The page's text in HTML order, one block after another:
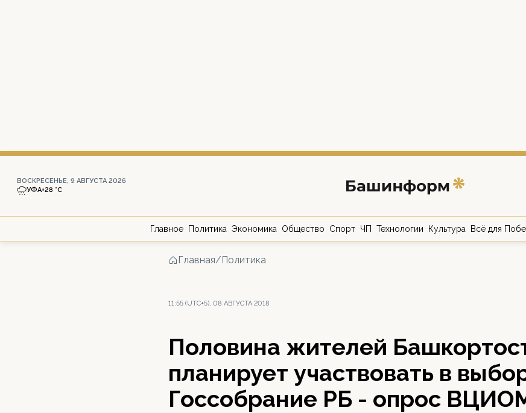
ВОСКРЕСЕНЬЕ, 9 АВГУСТА 2026
УФА+28 °С
Главное Политика Экономика Общество Спорт ЧП Технологии Культура Всё для
Главная/Политика
11:55 (UTC+5), 08 АВГУСТА 2018
Половина жителей
планирует участвовать в
Госсобрание РБ - опрос